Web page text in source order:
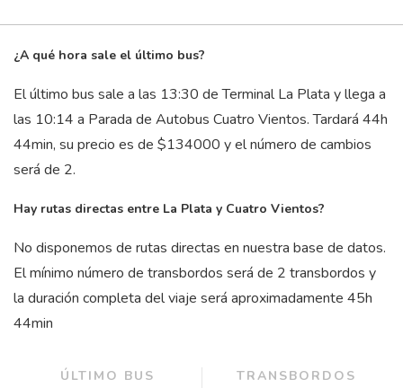
¿A qué hora sale el último bus?
El último bus sale a las 13:30 de Terminal La Plata y llega a
las 10:14 a Parada de Autobus Cuatro Vientos. Tardará 44h
44min, su precio es de $134000 y el número de cambios
será de 2.
Hay rutas directas entre La Plata y Cuatro Vientos?
No disponemos de rutas directas en nuestra base de datos.
El mínimo número de transbordos será de 2 transbordos y
la duración completa del viaje será aproximadamente 45h
44min
ÚLTIMO BUS TRANSBORDOS